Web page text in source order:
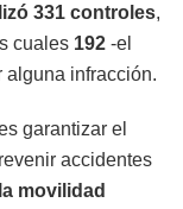
331 controles,
cuales 192 -el
alguna infracción.
garantizar el
accidentes
movilidad